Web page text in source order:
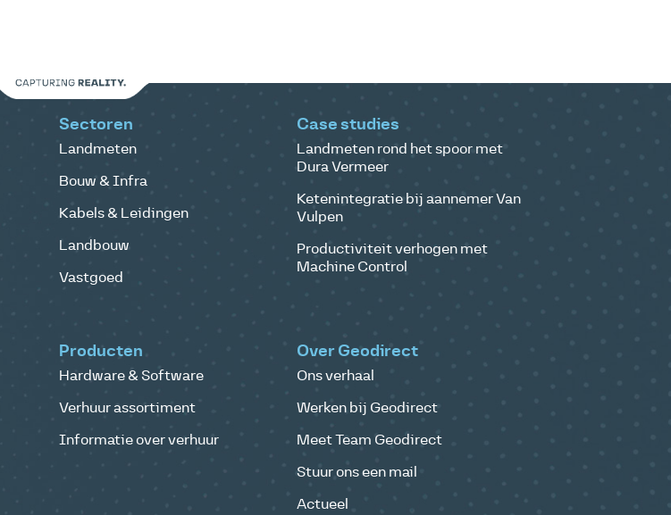
Sectoren
Landmeten
Bouw & Infra
Kabels & Leidingen
Landbouw
Vastgoed
Case studies
Landmeten rond het spoor met
Dura Vermeer
Ketenintegratie bij aannemer Van
Vulpen
Productiviteit verhogen met
Machine Control
Producten
Hardware & Software
Verhuur assortiment
Informatie over verhuur
Over Geodirect
Ons verhaal
Werken bij Geodirect
Meet Team Geodirect
Stuur ons een mail
Actueel